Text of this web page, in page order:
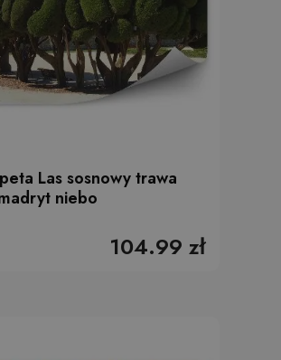
Las sosnowy trawa
niebo
104.99 zł